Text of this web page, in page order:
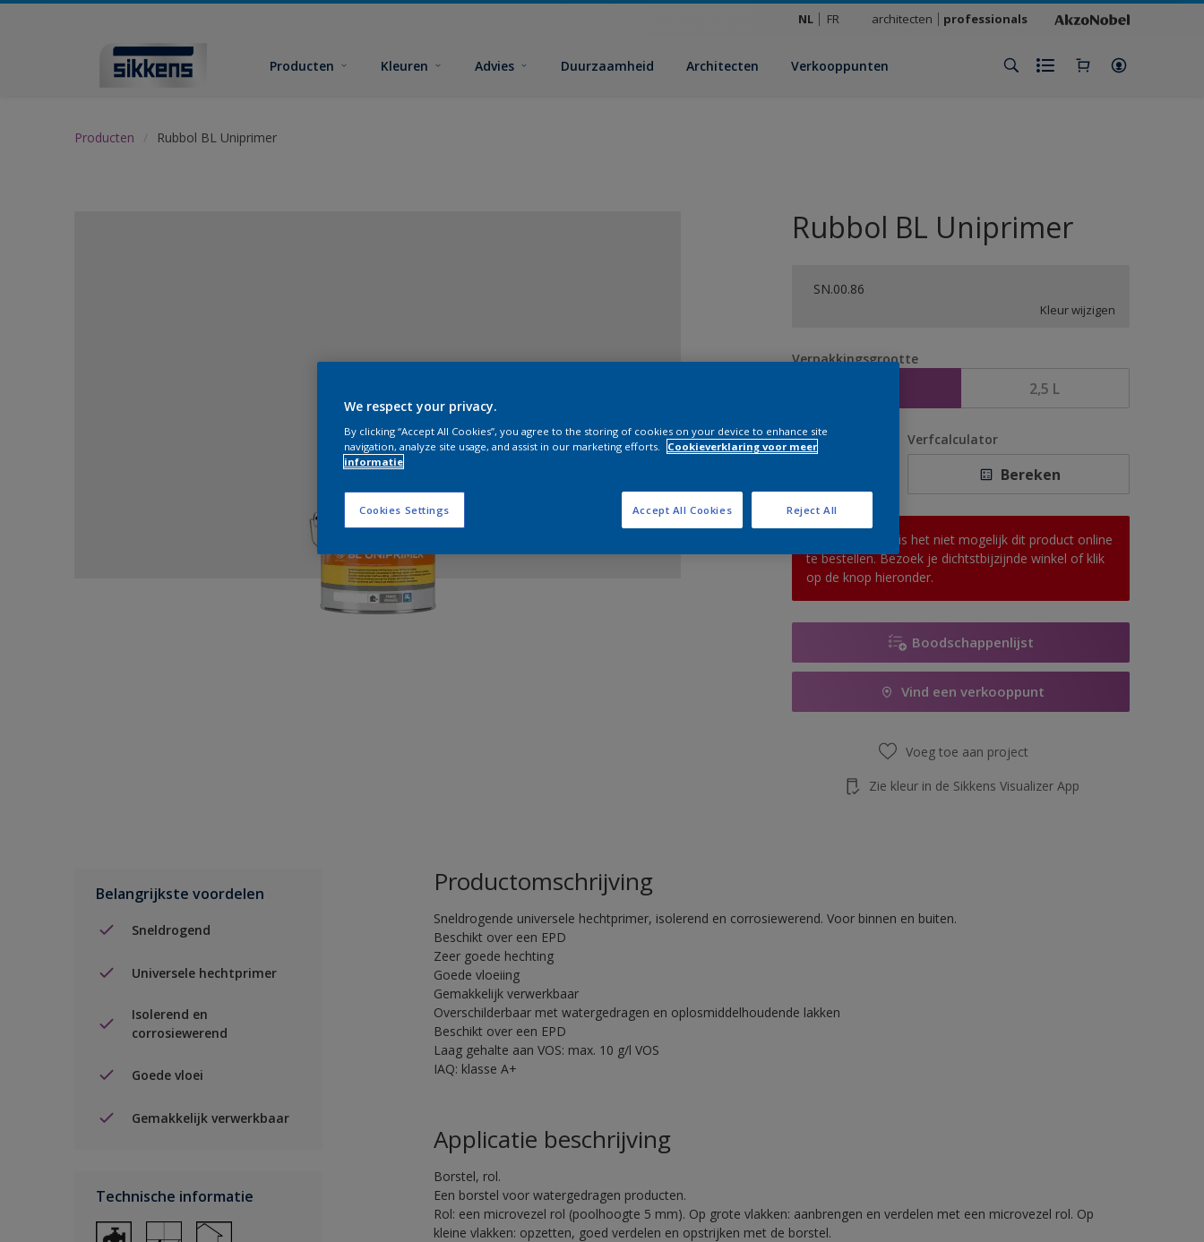
NL FR architecten professionals
Producten Kleuren Advies Duurzaamheid Architecten Verkooppunten
Producten Rubbol BL Uniprimer
Rubbol BL Uniprimer
SN.00.86
Kleur wijzigen
Verpakkingsgrootte
2,5 L
Aantal Verfcalculator
Bereken
Op dit moment is het niet mogelijk dit product online
te bestellen. Bezoek je dichtstbijzijnde winkel of klik
op de knop hieronder.
Boodschappenlijst
Vind een verkooppunt
Voeg toe aan project
Zie kleur in de Sikkens Visualizer App
Belangrijkste voordelen
Sneldrogend
Universele hechtprimer
Isolerend en
corrosiewerend
Goede vloei
Gemakkelijk verwerkbaar
Technische informatie
Productomschrijving
Sneldrogende universele hechtprimer, isolerend en corrosiewerend. Voor binnen en buiten.
Beschikt over een EPD
Zeer goede hechting
Goede vloeiing
Gemakkelijk verwerkbaar
Overschilderbaar met watergedragen en oplosmiddelhoudende lakken
Beschikt over een EPD
Laag gehalte aan VOS: max. 10 g/l VOS
IAQ: klasse A+
Applicatie beschrijving
Borstel, rol.
Een borstel voor watergedragen producten.
Rol: een microvezel rol (poolhoogte 5 mm). Op grote vlakken: aanbrengen en verdelen met een microvezel rol. Op
kleine vlakken: opzetten, goed verdelen en opstrijken met de borstel.
We respect your privacy.
By clicking “Accept All Cookies”, you agree to the storing of cookies on your device to enhance site
navigation, analyze site usage, and assist in our marketing efforts.
Cookieverklaring voor meer
informatie
Cookies Settings Reject All
Accept All Cookies